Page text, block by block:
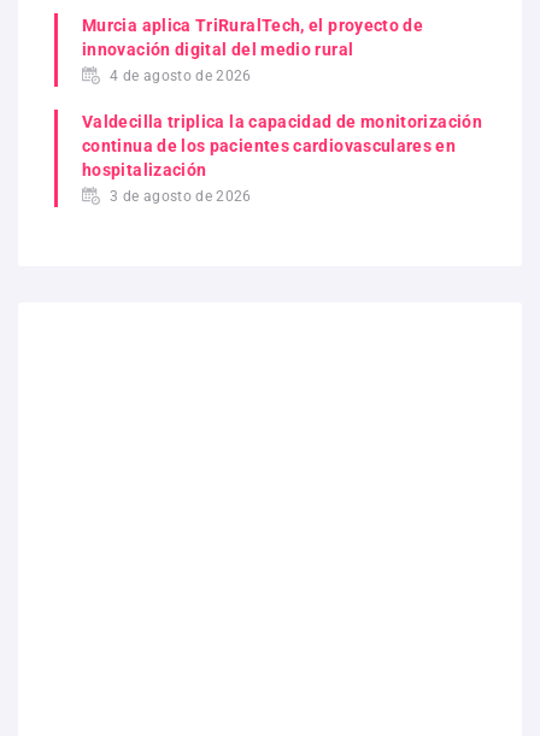
Murcia aplica TriRuralTech, el proyecto de
innovación digital del medio rural
4 de agosto de 2026
Valdecilla triplica la capacidad de monitorización
continua de los pacientes cardiovasculares en
hospitalización
3 de agosto de 2026